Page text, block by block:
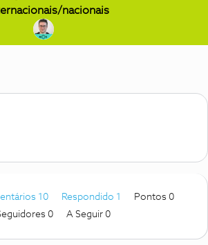
nacionais
10 Respondido 1
Pontos 0
0 A Seguir 0